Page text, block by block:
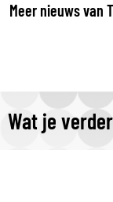
Meer nieuws van
Wat je